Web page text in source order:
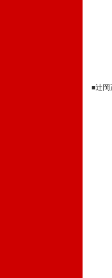
■辻岡